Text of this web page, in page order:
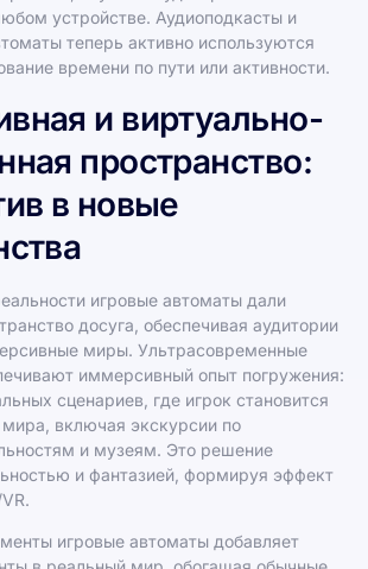
устройстве. Аудиоподкасты и
теперь активно используются
времени по пути или активности.
и виртуально-
пространство:
в новые
игровые автоматы дали
досуга, обеспечивая аудитории
миры. Ультрасовременные
иммерсивный опыт погружения:
сценариев, где игрок становится
мира, включая экскурсии по
и музеям. Это решение
и фантазией, формируя эффект
игровые автоматы добавляет